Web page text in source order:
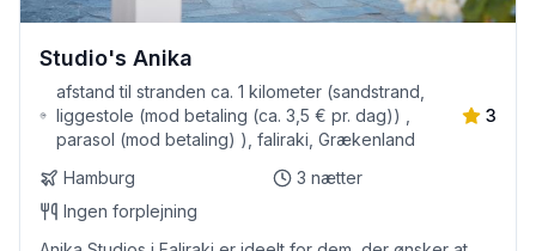
Studio's Anika
afstand til stranden ca. 1 kilometer (sandstrand,
liggestole (mod betaling (ca. 3,5 € pr. dag)) ,
parasol (mod betaling) ), faliraki, Grækenland
3
Hamburg 3 nætter
Ingen forplejning